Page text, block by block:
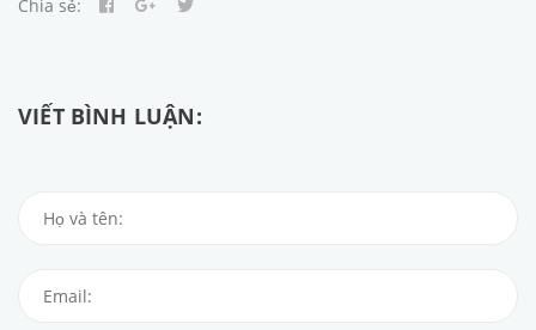
Chia sẻ:
VIẾT BÌNH LUẬN: